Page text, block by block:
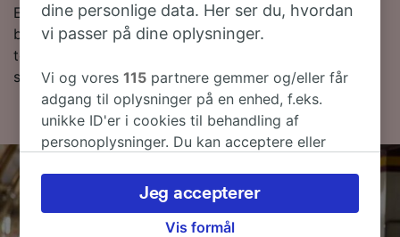
Er du klar til at bestille? Begynd din søgning efter
billige togbilletter med os i dag. Læs mere om vores
togplan, hvor du kan se de første og sidste togtider
samt tips til, hvordan du finder billige togbilletter.
dine personlige data. Her ser du, hvordan
vi passer på dine oplysninger.
Vi og vores115 partnere gemmer og/eller får
adgang til oplysninger på en enhed, f.eks.
unikke ID'er i cookies til behandling af
personoplysninger. Du kan acceptere eller
herunder din ret til at gøre indsigelse, hvor
legitim interesse bruges, eller når som helst på
siden om privatlivspolitik. Disse valg
Vis formål
Jeg accepterer